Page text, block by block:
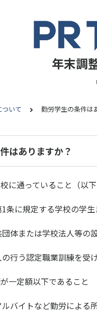
年末調
いて 勤労学生の条件は
はありますか？
校に通っていること（以
1条に規定する学校の学
団体または学校法人等
の行う認定職業訓練を受
が一定額以下であること
ルバイトなど勤労による